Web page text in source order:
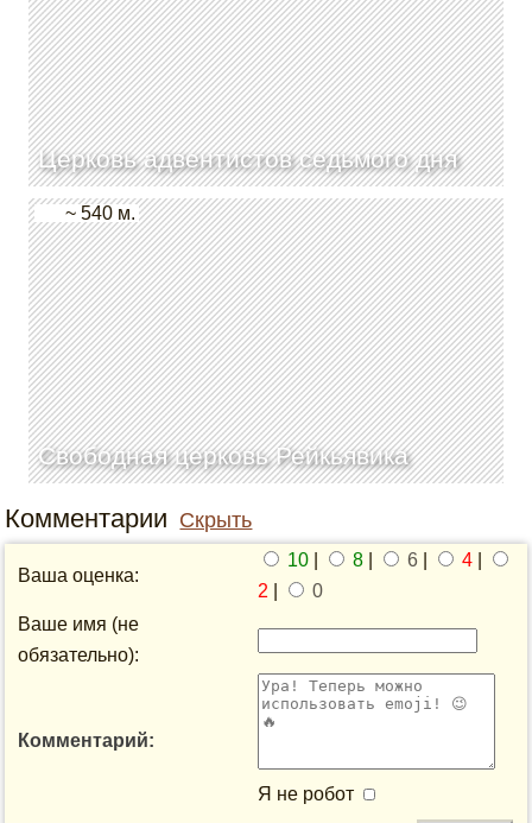
Церковь адвентистов седьмого дня
Свободная церковь Рейкьявика
~ 540 м.
Комментарии Скрыть
Ваша оценка:
10 8 6 4
2
0
Ваше имя (не
обязательно):
Комментарий:
Я не робот